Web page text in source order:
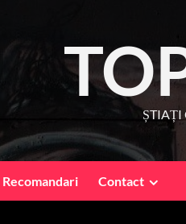
ȘTIAȚI
Recomandari Contact